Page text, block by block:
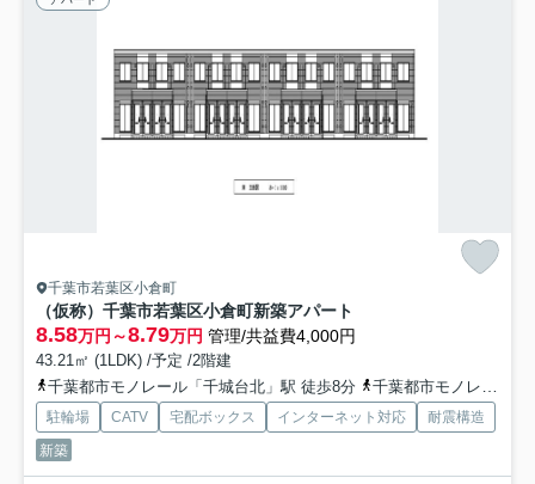
千葉市若葉区小倉町
（仮称）千葉市若葉区小倉町新築アパート
8.58万円～8.79万円 管理/共益費4,000円
43.21㎡ (1LDK) /予定 /2階建
千葉都市モノレール「千城台北」駅 徒歩8分
千葉都市モノレール「小倉台」駅 徒歩21分
駐輪場 CATV 宅配ボックス インターネット対応
耐震構造
新築